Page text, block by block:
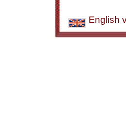
English